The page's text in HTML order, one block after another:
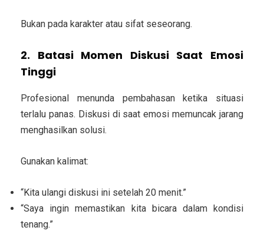
Bukan pada karakter atau sifat seseorang.
2. Batasi Momen Diskusi Saat Emosi
Tinggi
Profesional menunda pembahasan ketika situasi
terlalu panas. Diskusi di saat emosi memuncak jarang
menghasilkan solusi.
Gunakan kalimat:
“Kita ulangi diskusi ini setelah 20 menit.”
“Saya ingin memastikan kita bicara dalam kondisi
tenang.”